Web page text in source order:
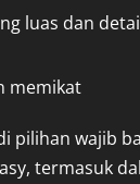
luas dan
memikat
pilihan wajib
termasuk